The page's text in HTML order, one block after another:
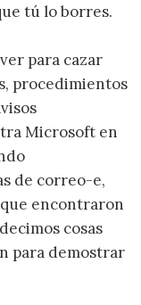
tú lo borres.
para cazar
procedimientos
Microsoft en
de correo-e,
encontraron
cosas
para demostrar